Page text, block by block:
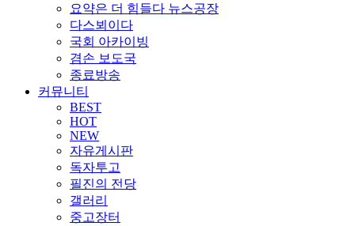
요약은 더 힘들다 뉴스공장
다스뵈이다
국회 아카이빙
겸손 보도국
종료방송
커뮤니티
BEST
HOT
NEW
자유게시판
독자투고
필진의 전당
갤러리
중고장터